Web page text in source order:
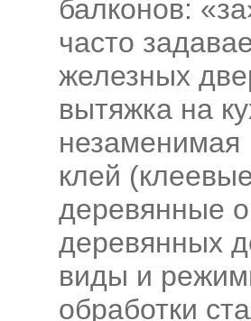
балконов:
часто
железных
вытяжка на
незаменимая
клей
деревянные
деревянных
виды и
обработки